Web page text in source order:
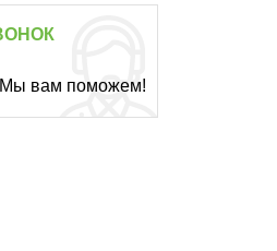
Мы вам поможем!